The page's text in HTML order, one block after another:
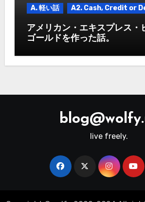
A. 軽い話 A2. Cash, Credit or
アメリカン・エキスプレス・
ゴールドを作った話。
live freely.